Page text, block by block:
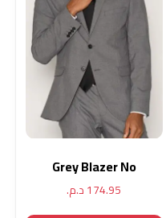
Grey Blazer No
174.95د.م.